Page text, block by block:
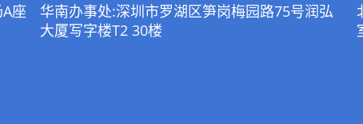
座
华南办事处:深圳市罗湖区笋岗梅园路75号润弘
大厦写字楼T2 30楼